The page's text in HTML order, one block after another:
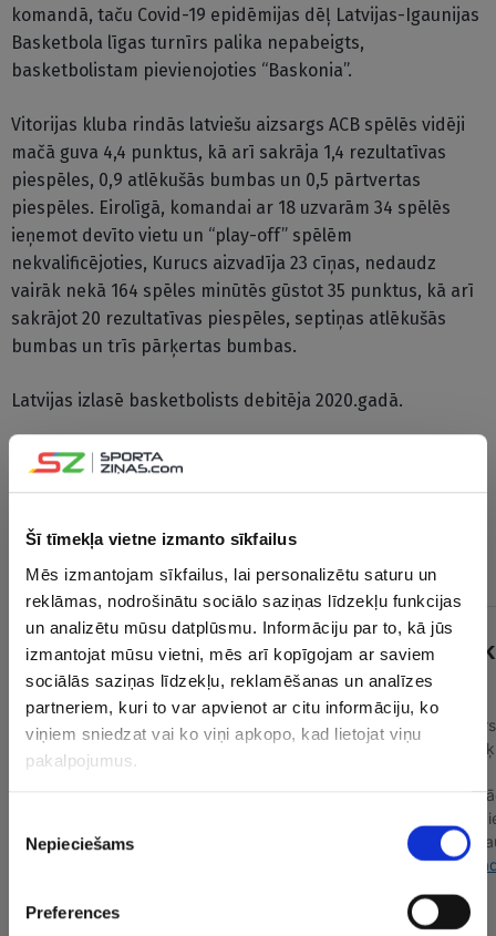
Šī tīmekļa vietne izmanto sīkfailus
Mēs izmantojam sīkfailus, lai personalizētu saturu un
reklāmas, nodrošinātu sociālo saziņas līdzekļu funkcijas
un analizētu mūsu datplūsmu. Informāciju par to, kā jūs
izmantojat mūsu vietni, mēs arī kopīgojam ar saviem
sociālās saziņas līdzekļu, reklamēšanas un analīzes
partneriem, kuri to var apvienot ar citu informāciju, ko
viņiem sniedzat vai ko viņi apkopo, kad lietojat viņu
pakalpojumus.
izvēle
Nepieciešams
Preferences
komandā, taču Covid-19 epidēmijas dēļ Latvijas-Igaunijas
Basketbola līgas turnīrs palika nepabeigts,
basketbolistam pievienojoties “Baskonia”.
Vitorijas kluba rindās latviešu aizsargs ACB spēlēs vidēji
mačā guva 4,4 punktus, kā arī sakrāja 1,4 rezultatīvas
piespēles, 0,9 atlēkušās bumbas un 0,5 pārtvertas
piespēles. Eirolīgā, komandai ar 18 uzvarām 34 spēlēs
ieņemot devīto vietu un “play-off” spēlēm
nekvalificējoties, Kurucs aizvadīja 23 cīņas, nedaudz
vairāk nekā 164 spēles minūtēs gūstot 35 punktus, kā arī
sakrājot 20 rezultatīvas piespēles, septiņas atlēkušās
bumbas un trīs pārķertas bumbas.
Latvijas izlasē basketbolists debitēja 2020.gadā.
“Promitheas” pagājušajā sezonā Grieķijas čempionātā
Ukrainas vienībai “Prometey”. Gaidāmajā sezonā Patras
klubs spēkosies FIBA Čempionu līgā.